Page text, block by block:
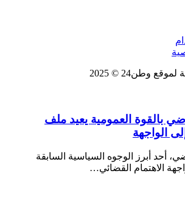
وطن24 © 2025
بالقوة العمومية يعيد ملف
الواجهة
أحد أبرز الوجوه السياسية السابقة
الاهتمام القضائي…